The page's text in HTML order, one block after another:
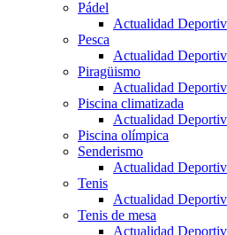
Pádel
Actualidad
Pesca
Actualidad
Piragüismo
Actualidad
Piscina climatizada
Actualidad
Piscina olímpica
Senderismo
Actualidad
Tenis
Actualidad
Tenis de mesa
Actualidad